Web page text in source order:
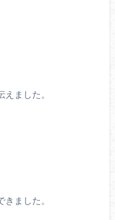
ました。
ました。